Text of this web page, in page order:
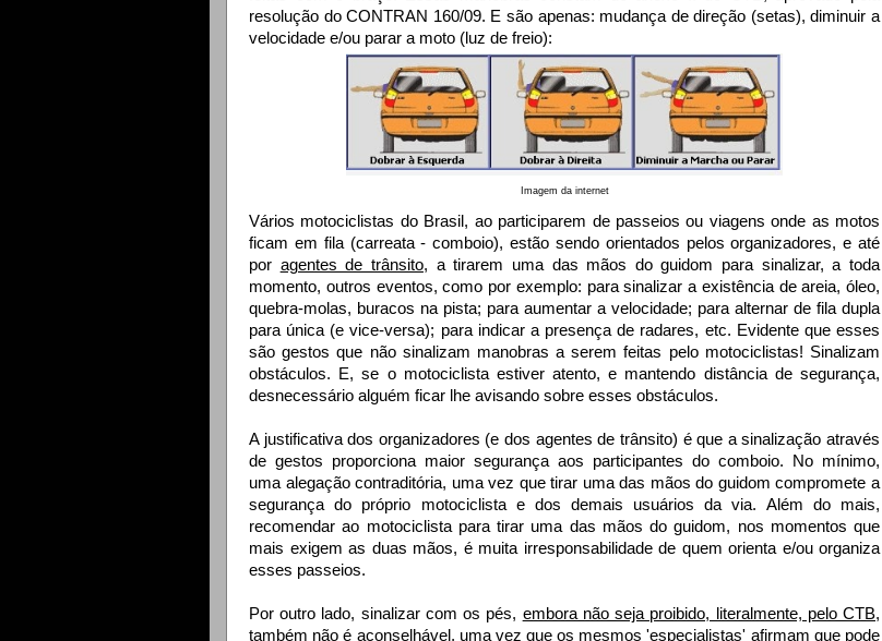
resolução do CONTRAN 160/09. E são apenas: mudança de direção (setas), diminuir a
velocidade e/ou parar a moto (luz de freio):
Imagem da internet
Vários motociclistas do Brasil, ao participarem de passeios ou viagens onde as motos
ficam em fila (carreata - comboio), estão sendo orientados pelos organizadores, e até
por agentes de trânsito, a tirarem uma das mãos do guidom para sinalizar, a toda
momento, outros eventos, como por exemplo: para sinalizar a existência de areia, óleo,
quebra-molas, buracos na pista; para aumentar a velocidade; para alternar de fila dupla
para única (e vice-versa); para indicar a presença de radares, etc. Evidente que esses
são gestos que não sinalizam manobras a serem feitas pelo motociclistas! Sinalizam
obstáculos. E, se o motociclista estiver atento, e mantendo distância de segurança,
desnecessário alguém ficar lhe avisando sobre esses obstáculos.
A justificativa dos organizadores (e dos agentes de trânsito) é que a sinalização através
de gestos proporciona maior segurança aos participantes do comboio. No mínimo,
uma alegação contraditória, uma vez que tirar uma das mãos do guidom compromete a
segurança do próprio motociclista e dos demais usuários da via. Além do mais,
recomendar ao motociclista para tirar uma das mãos do guidom, nos momentos que
mais exigem as duas mãos, é muita irresponsabilidade de quem orienta e/ou organiza
esses passeios.
Por outro lado, sinalizar com os pés, embora não seja proibido, literalmente, pelo CTB,
também não é aconselhável, uma vez que os mesmos 'especialistas' afirmam que pode